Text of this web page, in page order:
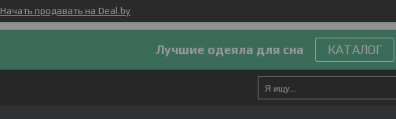
Начать продавать на Deal.by
Лучшие одеяла для сна КАТАЛОГ